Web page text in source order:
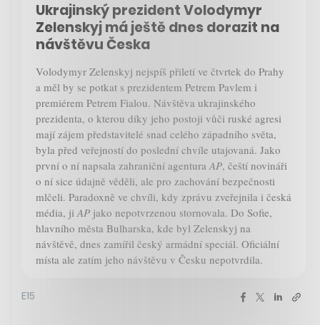
Ukrajinský prezident Volodymyr
Zelenskyj má ještě dnes dorazit na
návštěvu Česka
Volodymyr Zelenskyj nejspíš přiletí ve čtvrtek do Prahy
a měl by se potkat s prezidentem Petrem Pavlem i
premiérem Petrem Fialou. Návštěva ukrajinského
prezidenta, o kterou díky jeho postoji vůči ruské agresi
mají zájem představitelé snad celého západního světa,
byla před veřejností do poslední chvíle utajovaná. Jako
první o ní napsala zahraniční agenturaAP, čeští novináři
o ní sice údajně věděli, ale pro zachování bezpečnosti
mlčeli. Paradoxně ve chvíli, kdy zprávu zveřejnila i česká
média, jiAP jako nepotvrzenou stornovala. Do Sofie,
hlavního města Bulharska, kde byl Zelenskyj na
návštěvě, dnes zamířil český armádní speciál. Oficiální
místa ale zatím jeho návštěvu v Česku nepotvrdila.
E15